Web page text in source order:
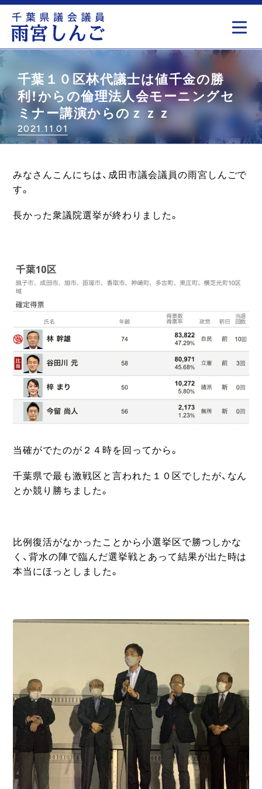
千葉１０区林代議士は値千金の勝
利！からの倫理法人会モーニングセ
ミナー講演からのｚｚｚ
2021.11.01
みなさんこんにちは、成田市議会議員の雨宮しんごで
す。
長かった衆議院選挙が終わりました。
当確がでたのが２４時を回ってから。
千葉県で最も激戦区と言われた１０区でしたが、なん
とか競り勝ちました。
比例復活がなかったことから小選挙区で勝つしかな
く、背水の陣で臨んだ選挙戦とあって結果が出た時は
本当にほっとしました。